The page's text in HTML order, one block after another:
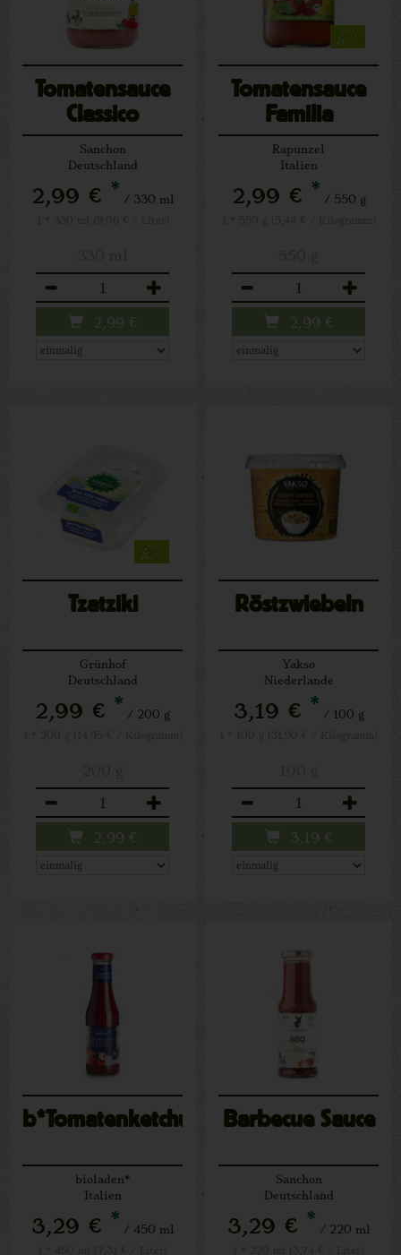
Tomatensauce
Classico
Sanchon
Deutschland
2,99 € * / 330 ml
2,99 €
Tomatensauce
Familia
Rapunzel
Italien
2,99 € * / 550 g
2,99 €
Tzatziki
Grünhof
Deutschland
2,99 € * / 200 g
2,99 €
Röstzwiebeln
Yakso
Niederlande
3,19 € * / 100 g
3,19 €
b*Tomatenketchup
bioladen*
Italien
3,29 € * / 450 ml
Barbecue Sauce
Sanchon
Deutschland
3,29 € * / 220 ml